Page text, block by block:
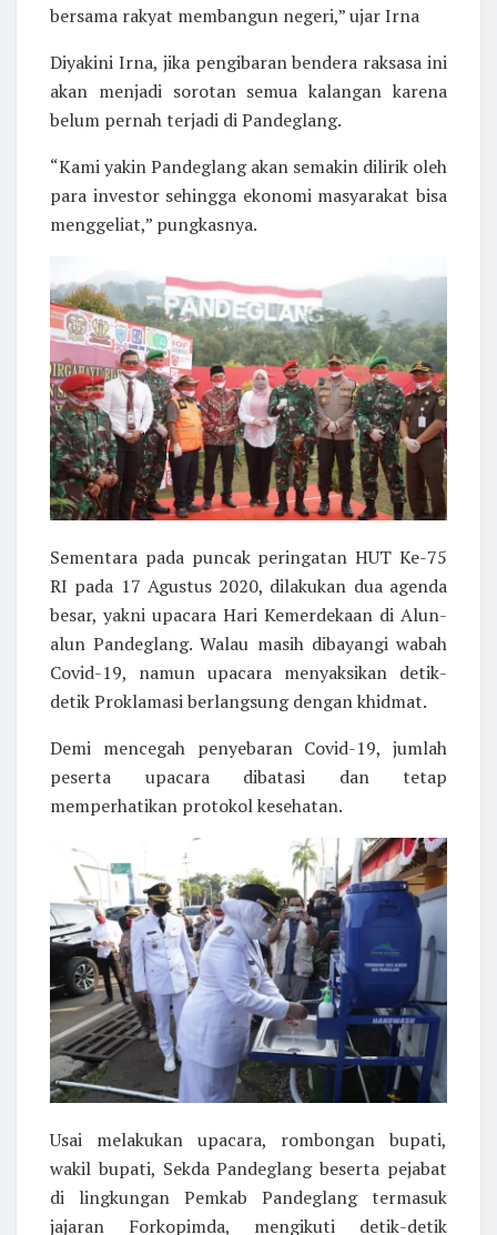
bersama rakyat membangun negeri,” ujar Irna
Diyakini Irna, jika pengibaran bendera raksasa ini
akan menjadi sorotan semua kalangan karena
belum pernah terjadi di Pandeglang.
“Kami yakin Pandeglang akan semakin dilirik oleh
para investor sehingga ekonomi masyarakat bisa
menggeliat,” pungkasnya.
Sementara pada puncak peringatan HUT Ke-75
RI pada 17 Agustus 2020, dilakukan dua agenda
besar, yakni upacara Hari Kemerdekaan di Alun-
alun Pandeglang. Walau masih dibayangi wabah
Covid-19, namun upacara menyaksikan detik-
detik Proklamasi berlangsung dengan khidmat.
Demi mencegah penyebaran Covid-19, jumlah
peserta upacara dibatasi dan tetap
memperhatikan protokol kesehatan.
Usai melakukan upacara, rombongan bupati,
wakil bupati, Sekda Pandeglang beserta pejabat
di lingkungan Pemkab Pandeglang termasuk
jajaran Forkopimda, mengikuti detik-detik